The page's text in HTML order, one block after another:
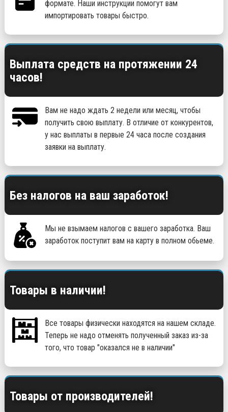
формате. Наши инструкции помогут вам
импортировать товары быстро.
Выплата средств на протяжении 24
часов!
Вам не надо ждать 2 недели или месяц, чтобы
получить свою выплату. В отличие от конкурентов,
у нас выплаты в первые 24 часа после создания
заявки на выплату.
Без налогов на ваш заработок!
Мы не взымаем налогов с вашего заработка. Ваш
заработок поступит вам на карту в полном обьеме.
Товары в наличии!
Все товары физически находятся на нашем складе.
Теперь не надо отменять полученный заказ из-за
того, что товар "оказался не в наличии"
Товары от производителей!